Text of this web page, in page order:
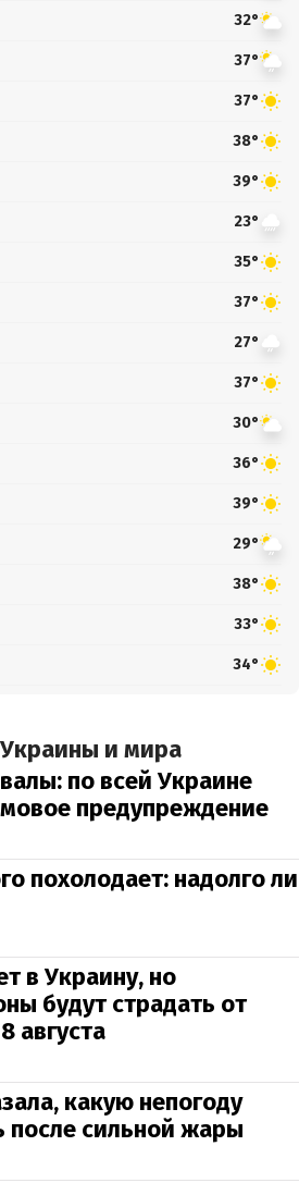
32°
37°
37°
38°
39°
23°
35°
37°
27°
37°
30°
36°
39°
29°
38°
33°
34°
и мира
по всей Украине
предупреждение
похолодает: надолго ли
в Украину, но
будут страдать от
августа
какую непогоду
после сильной жары